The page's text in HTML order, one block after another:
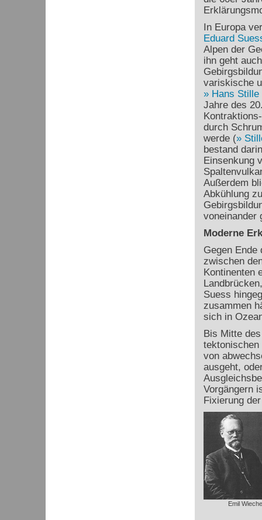
In Europa
Eduard
Alpen der
ihn geht
variskische
Hans Stille
Jahre des
durch
werde (
bestand
Einsenkung
Außerdem
Abkühlung
voneinander
Moderne
Gegen Ende
zwischen
Kontinenten
Suess
zusammen
sich in
Bis Mitte
tektonischen
von
ausgeht,
Vorgängern
Fixierung
Emil